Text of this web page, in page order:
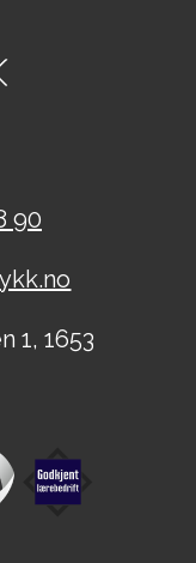
90
1, 1653